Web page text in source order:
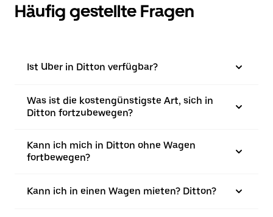
Häufig gestellte Fragen
Ist Uber in Ditton verfügbar?
Was ist die kostengünstigste Art, sich in
Ditton fortzubewegen?
Kann ich mich in Ditton ohne Wagen
fortbewegen?
Kann ich in einen Wagen mieten? Ditton?